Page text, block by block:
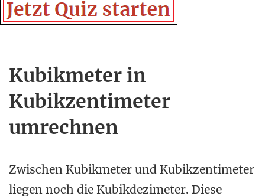
Kubikmeter in
Kubikzentimeter
umrechnen
Zwischen Kubikmeter und Kubikzentimeter
liegen noch die Kubikdezimeter. Diese